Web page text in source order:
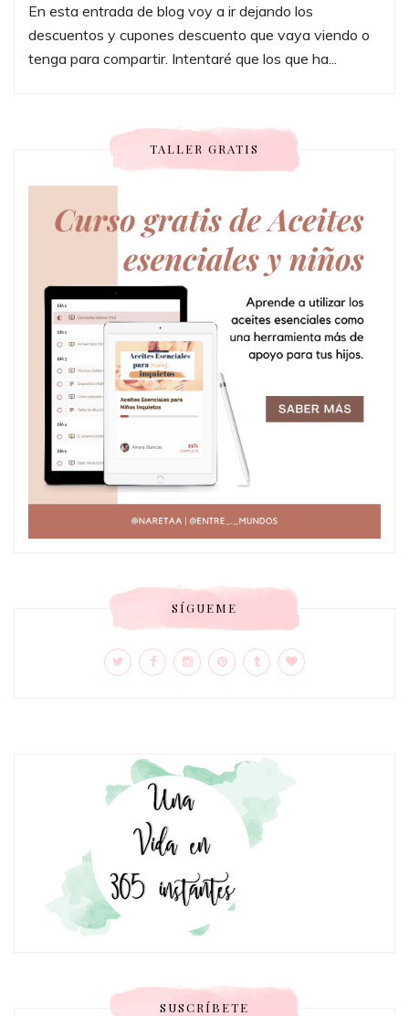
En esta entrada de blog voy a ir dejando los
descuentos y cupones descuento que vaya viendo o
tenga para compartir. Intentaré que los que ha...
TALLER GRATIS
SÍGUEME
SUSCRÍBETE